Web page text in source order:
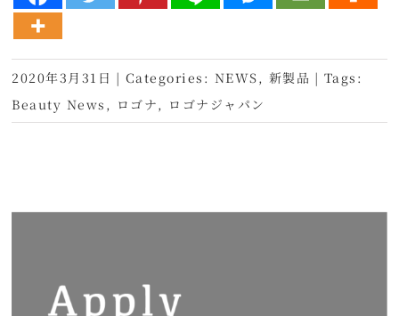
2020年3月31日 | Categories: NEWS , 新製品 | Tags:
Beauty News , ロゴナ , ロゴナジャパン